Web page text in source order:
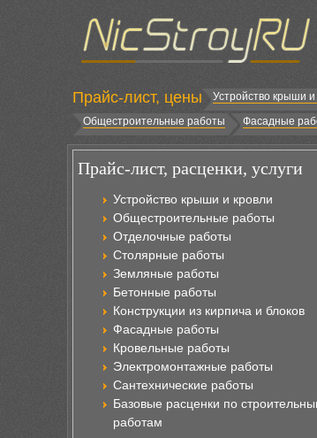
Прайс-лист, цены Устройство крыши и
Общестроительные работы
Фасадные
Прайс-лист, расценки, услуги
Устройство крыши и кровли
Общестроительные работы
Отделочные работы
Столярные работы
Земляные работы
Бетонные работы
Конструкции из кирпича и блоков
Фасадные работы
Кровельные работы
Электромонтажные работы
Сантехнические работы
Базовые расценки по
работам